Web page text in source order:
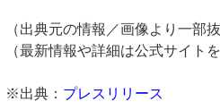
（出典元の情報／画像より一部抜
（最新情報や詳細は公式サイト
※出典： プレスリリース